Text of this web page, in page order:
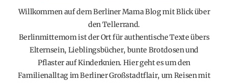
Willkommen auf dem Berliner Mama Blog mit Blick über
den Tellerrand.
Berlinmittemom ist der Ort für authentische Texte übers
Elternsein, Lieblingsbücher, bunte Brotdosen und
Pflaster auf Kinderknien. Hier geht es um den
Familienalltag im Berliner Großstadtflair, um Reisen mit